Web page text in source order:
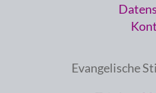
Evangelische